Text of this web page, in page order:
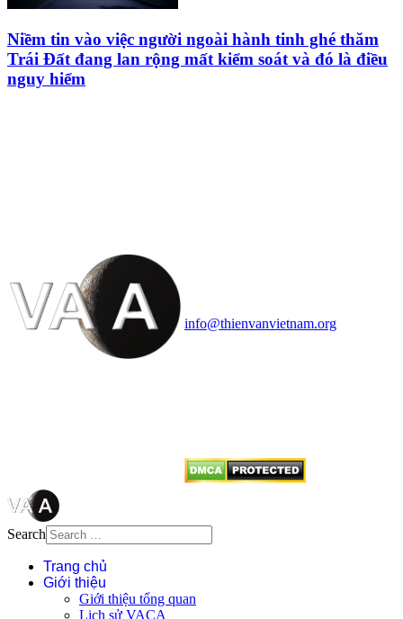
Niềm tin vào việc người ngoài hành tinh ghé thăm
Trái Đất đang lan rộng mất kiểm soát và đó là điều
nguy hiểm
info@thienvanvietnam.org
Search
Trang chủ
Giới thiệu
Giới thiệu tổng quan
Lịch sử VACA